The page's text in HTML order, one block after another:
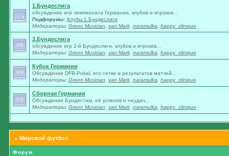
1.Бундеслига
обсуждение игр чемпионата Германии, клубов и игроков...
Подфорумы: Клубы 1.Бундеслиги
Модераторы: Green Musician van Mark, naramulka happy_clinique
2.Бундеслига
обсуждение игр 2-й Бундеслиги, клубов и игроков...
Модераторы: Green Musician van Mark, naramulka happy_clinique
Кубок Германии
Обсуждение DFB-Pokal, его сетки и результатов матчей...
Модераторы: Green Musician van Mark, naramulka happy_clinique
Сборная Германии
Обсуждение Бундестим, её успехов и неудач...
Модераторы: Green Musician van Mark, naramulka happy_clinique
Мировой футбол
Форум